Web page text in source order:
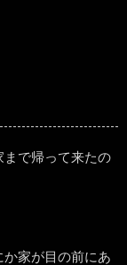
で帰って来たの
家が目の前にあ